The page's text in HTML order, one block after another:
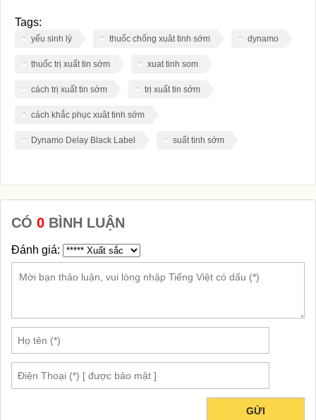
Tags:
yếu sinh lý thuốc chống xuât tinh sớm dynamo
thuốc trị xuất tin sớm xuat tinh som
cách trị xuất tin sớm trị xuất tin sớm
cách khắc phục xuât tinh sớm
Dynamo Delay Black Label suất tinh sớm
CÓ 0 BÌNH LUẬN
Đánh giá:
GỬI